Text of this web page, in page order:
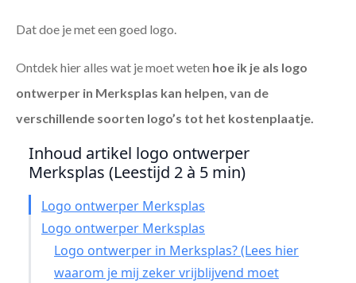
Dat doe je met een goed logo.
Ontdek hier alles wat je moet weten hoe ik je als logo
ontwerper in Merksplas kan helpen, van de
verschillende soorten logo’s tot het kostenplaatje.
Inhoud artikel logo ontwerper
Merksplas (Leestijd 2 à 5 min)
Logo ontwerper Merksplas
Logo ontwerper Merksplas
Logo ontwerper in Merksplas? (Lees hier
waarom je mij zeker vrijblijvend moet